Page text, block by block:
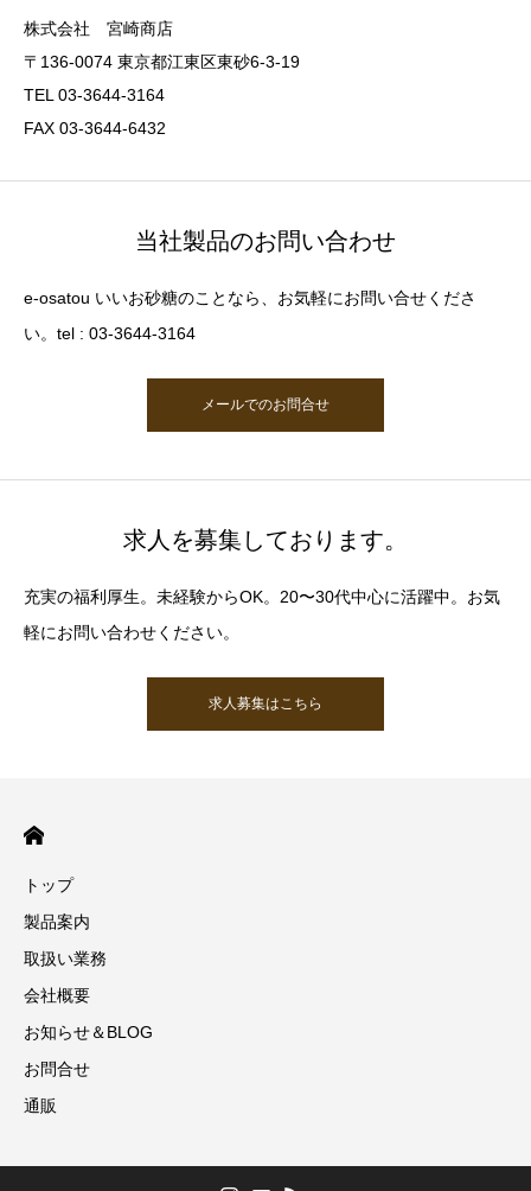
株式会社 宮崎商店
〒136-0074 東京都江東区東砂6-3-19
TEL 03-3644-3164
FAX 03-3644-6432
当社製品のお問い合わせ
e-osatou いいお砂糖のことなら、お気軽にお問い合せくださ
い。tel : 03-3644-3164
メールでのお問合せ
求人を募集しております。
充実の福利厚生。未経験からOK。20〜30代中心に活躍中。お気
軽にお問い合わせください。
求人募集はこちら
トップ
製品案内
取扱い業務
会社概要
お知らせ＆BLOG
お問合せ
通販